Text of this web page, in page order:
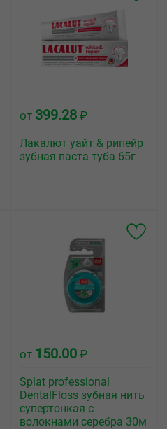
от 399.28 ₽
Лакалют уайт & рипейр
зубная паста туба 65г
от 150.00 ₽
Splat professional
DentalFloss зубная нить
супертонкая с
волокнами серебра 30м